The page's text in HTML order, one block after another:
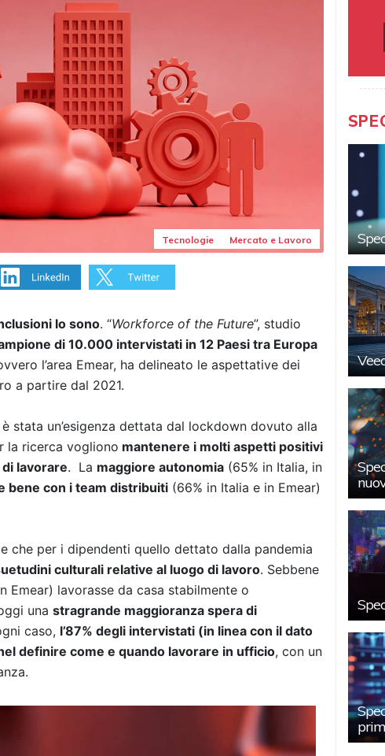
Tecnologie Mercato e Lavoro
lo sono. “Workforce of the Future”, studio
di 10.000 intervistati in 12 Paesi tra Europa
l’area Emear, ha delineato le aspettative dei
a partire dal 2021.
è stata un’esigenza dettata dal lockdown dovuto alla
la ricerca vogliono mantenere i molti aspetti positivi
lavorare. La maggiore autonomia (65% in Italia, in
bene con i team distribuiti (66% in Italia e in Emear)
che per i dipendenti quello dettato dalla pandemia
culturali relative al luogo di lavoro. Sebbene
Emear) lavorasse da casa stabilmente o
una stragrande maggioranza spera di
caso, l’87% degli intervistati (in linea con il dato
definire come e quando lavorare in ufficio, con un